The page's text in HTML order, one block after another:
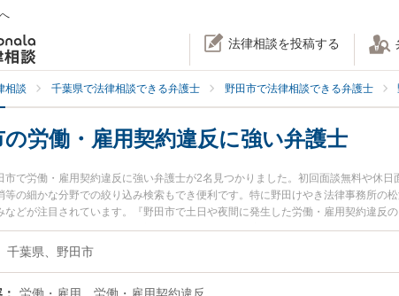
法律相談を投稿する
相談 千葉県で法律相談できる弁護士 野田市で法律相談できる弁護士
の労働・雇用契約違反に強い弁護士
市で労働・雇用契約違反に強い弁護士が2名見つかりました。初回面談無料や休
等の細かな分野での絞り込み検索もでき便利です。特に野田けやき法律事務所の
などが注目されています。『野田市で土日や夜間に発生した労働・雇用契約違
くの弁護士を検索したい』『初回相談無料で労働・雇用契約違反を法律相談で
千葉県、野田市